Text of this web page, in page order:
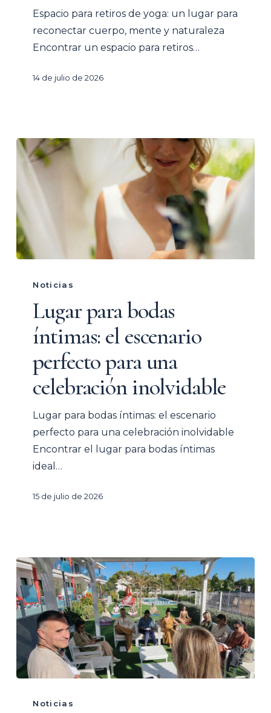
cuerpo,
mente
Espacio para retiros de yoga: un lugar para
reconectar cuerpo, mente y naturaleza
Encontrar un espacio para retiros…
14 de julio de 2026
para
bodas
íntimas:
perfecto
para
celebración
inolvidable
Noticias
Lugar para bodas
íntimas: el escenario
perfecto para una
celebración inolvidable
Lugar para bodas íntimas: el escenario
perfecto para una celebración inolvidable
Encontrar el lugar para bodas íntimas
ideal…
15 de julio de 2026
paraNoticias